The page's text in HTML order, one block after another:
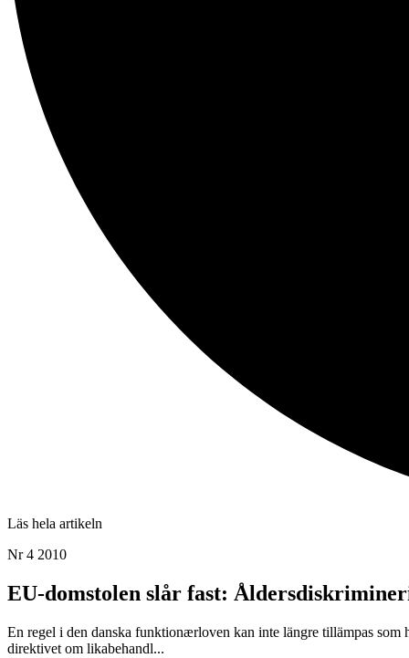
Läs hela artikeln
Nr 4 2010
EU-domstolen slår fast:
En regel i den danska funktionærloven kan inte längre tillämpas
direktivet om likabehandl...